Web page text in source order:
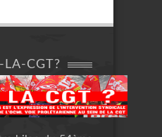
LA-CGT?